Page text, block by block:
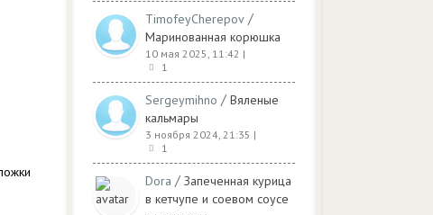
TimofeyCherepov /
Маринованная корюшка
10 мая 2025, 11:42 |
1
Sergeymihno / Вяленые
кальмары
3 ноября 2024, 21:35 |
1
Dora / Запеченная курица
в кетчупе и соевом соусе